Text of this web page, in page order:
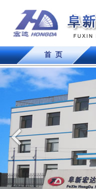
首 页